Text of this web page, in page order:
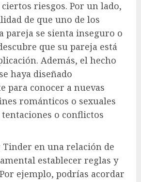
riesgos. Por un lado,
de que uno de los
pareja se sienta inseguro o
que su pareja está
Además, el hecho
haya diseñado
para conocer a nuevas
románticos o sexuales
o conflictos
Tinder en una relación de
establecer reglas y
ejemplo, podrías acordar